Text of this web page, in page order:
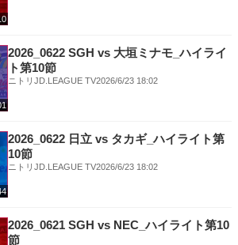
2026_0622 SGH vs 大垣ミナモ_ハイライ
ト第10節
ニトリJD.LEAGUE TV2026/6/23 18:02
2026_0622 日立 vs タカギ_ハイライト第
10節
ニトリJD.LEAGUE TV2026/6/23 18:02
2026_0621 SGH vs NEC_ハイライト第10
節